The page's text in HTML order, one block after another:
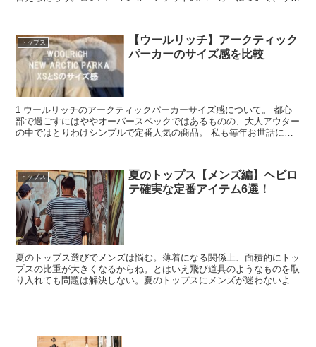
トップス
【ウールリッチ】アークティック
パーカーのサイズ感を比較
1 ウールリッチのアークティックパーカーサイズ感について。 都心
部で過ごすにはややオーバースペックではあるものの、大人アウター
の中ではとりわけシンプルで定番人気の商品。 私も毎年お世話にな
トップス
夏のトップス【メンズ編】ヘビロ
テ確実な定番アイテム6選！
夏のトップス選びでメンズは悩む。薄着になる関係上、面積的にトッ
プスの比重が大きくなるからね。とはいえ飛び道具のようなものを取
り入れても問題は解決しない。夏のトップスにメンズが迷わないよう